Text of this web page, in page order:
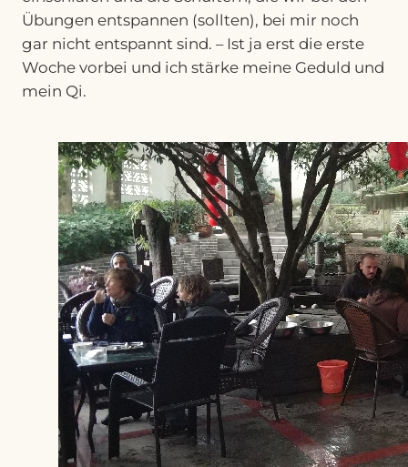
Übungen entspannen (sollten), bei mir noch
gar nicht entspannt sind. – Ist ja erst die erste
Woche vorbei und ich stärke meine Geduld und
mein Qi.